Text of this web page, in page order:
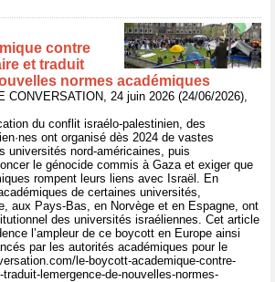
contre
et traduit
normes académiques
CONVERSATION, 24 juin 2026 (24/06/2026),
du conflit israélo-palestinien, des
ont organisé dès 2024 de vastes
universités nord-américaines, puis
le génocide commis à Gaza et exiger que
rompent leurs liens avec Israël. En
de certaines universités,
aux Pays-Bas, en Norvège et en Espagne, ont
des universités israéliennes. Cet article
l’ampleur de ce boycott en Europe ainsi
par les autorités académiques pour le
le-boycott-academique-contre-
lemergence-de-nouvelles-normes-